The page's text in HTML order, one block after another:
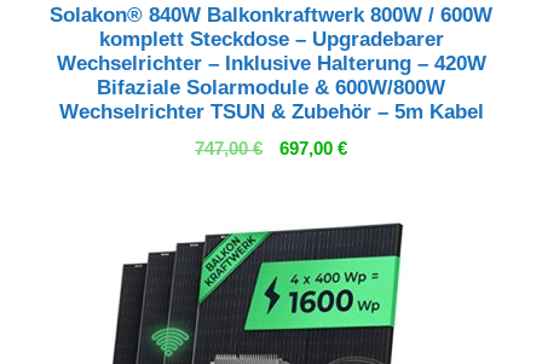
Solakon® 840W Balkonkraftwerk 800W / 600W
komplett Steckdose – Upgradebarer
Wechselrichter – Inklusive Halterung – 420W
Bifaziale Solarmodule & 600W/800W
Wechselrichter TSUN & Zubehör – 5m Kabel
747,00€
Ursprünglicher
747,00 €
697,00 €Aktueller
697,00 €.